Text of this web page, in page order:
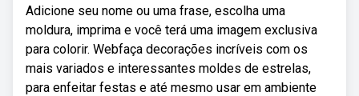
Adicione seu nome ou uma frase, escolha uma
moldura, imprima e você terá uma imagem exclusiva
para colorir. Webfaça decorações incríveis com os
mais variados e interessantes moldes de estrelas,
para enfeitar festas e até mesmo usar em ambiente